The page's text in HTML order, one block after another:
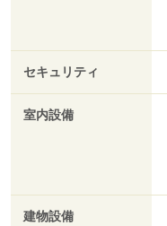
セキュリティ
室内設備
建物設備